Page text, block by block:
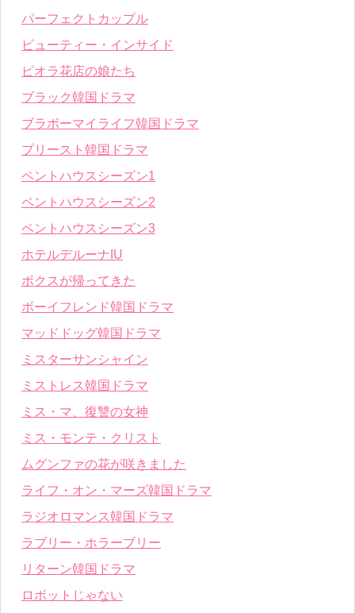
パーフェクトカップル
ビューティー・インサイド
ピオラ花店の娘たち
ブラック韓国ドラマ
ブラボーマイライフ韓国ドラマ
プリースト韓国ドラマ
ペントハウスシーズン1
ペントハウスシーズン2
ペントハウスシーズン3
ホテルデルーナIU
ボクスが帰ってきた
ボーイフレンド韓国ドラマ
マッドドッグ韓国ドラマ
ミスターサンシャイン
ミストレス韓国ドラマ
ミス・マ、復讐の女神
ミス・モンテ・クリスト
ムグンファの花が咲きました
ライフ・オン・マーズ韓国ドラマ
ラジオロマンス韓国ドラマ
ラブリー・ホラーブリー
リターン韓国ドラマ
ロボットじゃない